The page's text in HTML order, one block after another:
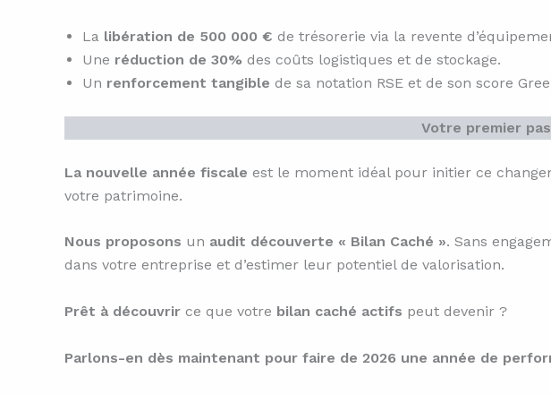
La libération de 500 000 € de trésorerie via la revente
Une réduction de 30% des coûts logistiques et de stockage.
Un renforcement tangible de sa notation RSE et de son score
Votre premier
La nouvelle année fiscale est le moment idéal pour initier ce
votre patrimoine.
Nous proposons un audit découverte « Bilan Caché ». Sans
dans votre entreprise et d’estimer leur potentiel de valorisation.
Prêt à découvrir ce que votre bilan caché actifs peut devenir ?
Parlons-en dès maintenant pour faire de 2026 une année de